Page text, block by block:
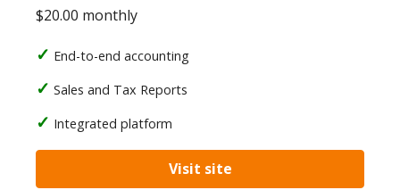
$20.00 monthly
End-to-end accounting
Sales and Tax Reports
Integrated platform
Visit site